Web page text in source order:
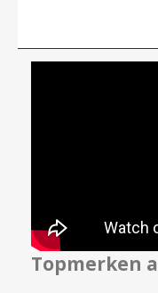
Topmerken